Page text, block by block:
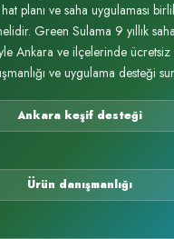
planı ve saha uygulaması
Green Sulama 9 yıllık saha
Ankara ve ilçelerinde ücretsiz
ve uygulama desteği
Ankara keşif desteği
Ürün danışmanlığı